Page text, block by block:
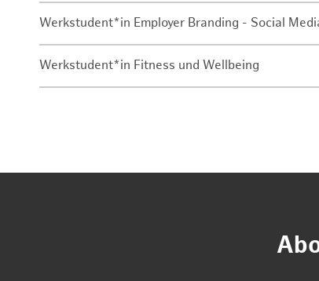
Werkstudent*in Employer Branding - Social
Werkstudent*in Fitness und Wellbeing